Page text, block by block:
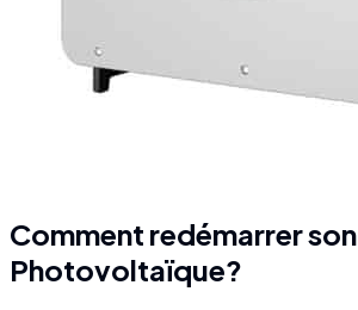
Comment redémarrer son
Photovoltaïque?